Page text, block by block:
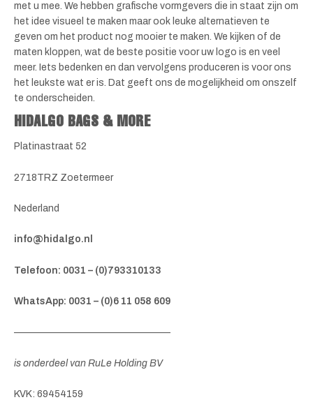
met u mee. We hebben grafische vormgevers die in staat zijn om
het idee visueel te maken maar ook leuke alternatieven te
geven om het product nog mooier te maken. We kijken of de
maten kloppen, wat de beste positie voor uw logo is en veel
meer. Iets bedenken en dan vervolgens produceren is voor ons
het leukste wat er is. Dat geeft ons de mogelijkheid om onszelf
te onderscheiden.
HIDALGO BAGS & MORE
Platinastraat 52
2718TRZ Zoetermeer
Nederland
info@hidalgo.nl
Telefoon: 0031 – (0)793310133
WhatsApp: 0031 – (0)6 11 058 609
————————————————
is onderdeel van RuLe Holding BV
KVK: 69454159